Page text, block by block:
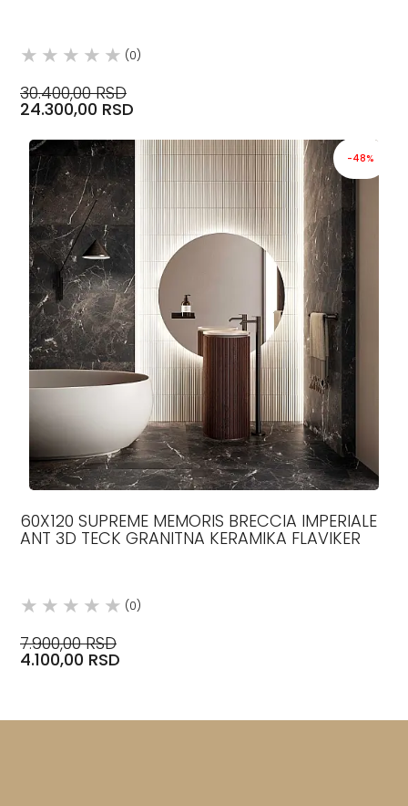
(0)
30.400,00 RSD
24.300,00 RSD
-48%
60X120 SUPREME MEMORIS BRECCIA IMPERIALE
ANT 3D TECK GRANITNA KERAMIKA FLAVIKER
(0)
7.900,00 RSD
4.100,00 RSD